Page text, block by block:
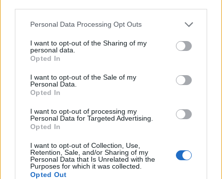
Please note that this website/app uses one or more Google
not limited to your visit or usage behaviour. You may click to
grant or deny consent to Google and its third-party tags to
use your data for below specified purposes in below Google
consent section.
Personal Data Processing Opt Outs
I want to opt-out of the Sharing of my
personal data.
Opted In
I want to opt-out of the Sale of my
Personal Data.
Opted In
I want to opt-out of processing my
Personal Data for Targeted Advertising.
Opted In
I want to opt-out of Collection, Use,
Retention, Sale, and/or Sharing of my
Personal Data that Is Unrelated with the
Purposes for which it was collected.
Opted Out
bekleniyor.